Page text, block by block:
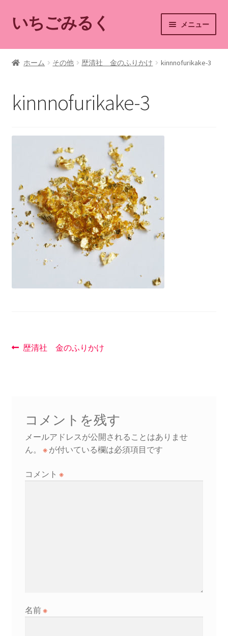
ナ
ビ
ー
ン
へ
キ
コ
ン
ン
ス
キ
プ
いちごみるく メニュー
ホーム
カート
ショップご利用案内
お問い合わせ
ブログ
講座
ホーム その他 歴清社 金のふりかけ kinnnofurikake-3
kinnnofurikake-3
投
ゲ
ー
シ
ョ
前
歴清社 金のふりかけ
コメントを残す
メールアドレスが公開されることはありませ
ん。
※が付いている欄は必須項目です
コメント ※
名前※